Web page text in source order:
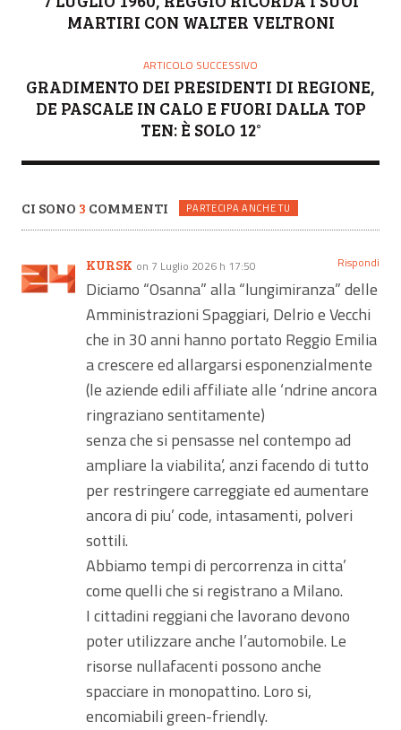
MARTIRI CON WALTER VELTRONI
ARTICOLO SUCCESSIVO
GRADIMENTO DEI PRESIDENTI DI REGIONE,
DE PASCALE IN CALO E FUORI DALLA TOP
TEN: È SOLO 12°
CI SONO 3 COMMENTI PARTECIPA ANCHE TU
KURSK on 7 Luglio 2026 h 17:50 Rispondi
Diciamo “Osanna” alla “lungimiranza” delle
Amministrazioni Spaggiari, Delrio e Vecchi
che in 30 anni hanno portato Reggio Emilia
a crescere ed allargarsi esponenzialmente
(le aziende edili affiliate alle ‘ndrine ancora
ringraziano sentitamente)
senza che si pensasse nel contempo ad
ampliare la viabilita’, anzi facendo di tutto
per restringere carreggiate ed aumentare
ancora di piu’ code, intasamenti, polveri
sottili.
Abbiamo tempi di percorrenza in citta’
come quelli che si registrano a Milano.
I cittadini reggiani che lavorano devono
poter utilizzare anche l’automobile. Le
risorse nullafacenti possono anche
spacciare in monopattino. Loro si,
encomiabili green-friendly.